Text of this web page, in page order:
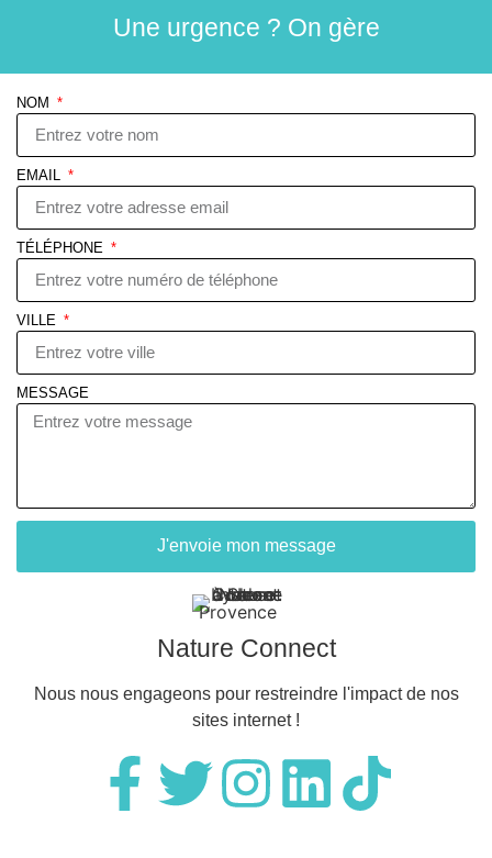
Une urgence ? On gère
NOM
EMAIL
TÉLÉPHONE
VILLE
MESSAGE
J'envoie mon message
Nature Connect
Nous nous engageons pour restreindre l'impact de nos
sites internet !